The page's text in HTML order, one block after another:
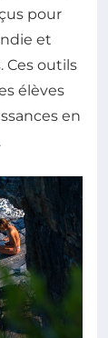
pour
et
Ces outils
élèves
en
.